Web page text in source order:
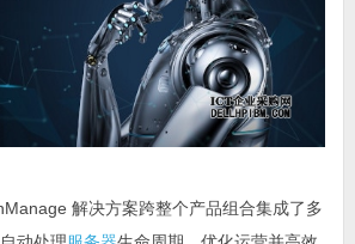
解决方案跨整个产品组合集成了多